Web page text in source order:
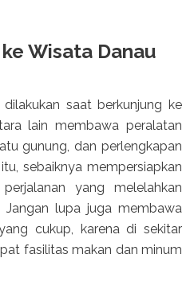
Wisata Danau
saat berkunjung ke
lain membawa peralatan
gunung, dan perlengkapan
sebaiknya mempersiapkan
yang melelahkan
Jangan lupa juga membawa
cukup, karena di sekitar
fasilitas makan dan minum